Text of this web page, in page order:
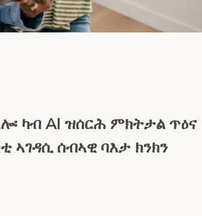
ካብ AI ዝሰርሕ ምክትታል ጥዕና
ሰብኣዊ ባእታ ክንክን